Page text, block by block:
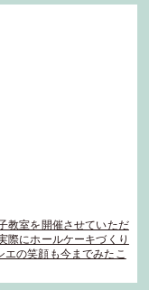
教室を開催させていただ
際にホールケーキづくり
の笑顔も今までみたこ